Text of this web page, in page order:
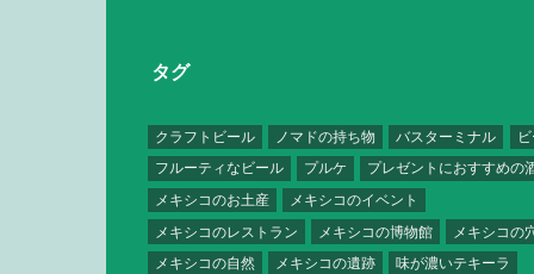
タグ
クラフトビール ノマドの持ち物 バスターミナル
フルーティなビール
プルケ
プレゼントにおすすめの
メキシコのお土産
メキシコのイベント
メキシコのレストラン
メキシコの博物館
メキシコの
メキシコの自然
メキシコの遺跡 味が濃いテキーラ